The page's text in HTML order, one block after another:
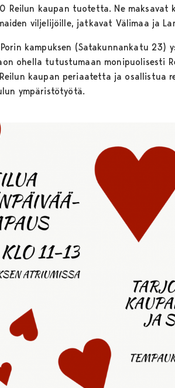
Reilun kaupan tuotetta. Ne
viljelijöille, jatkavat Välimaa ja
kampuksen (Satakunnankatu 23)
ohella tutustumaan monipuolisesti
kaupan periaatetta ja osallistua
ympäristötyötä.